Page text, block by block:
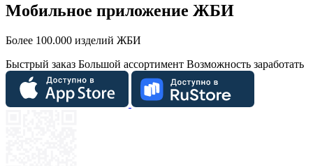
Мобильное приложение ЖБИ
Более 100.000 изделий ЖБИ
Быстрый заказ Большой ассортимент Возможность заработать